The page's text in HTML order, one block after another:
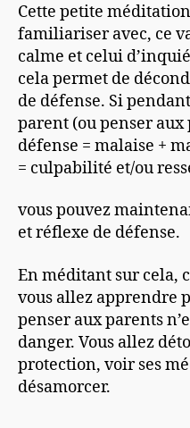
Cette petite
familiariser avec, ce
calme et celui
cela permet de
de défense. Si
parent (ou penser aux
défense = malaise +
= culpabilité et/ou
vous pouvez
et réflexe de défense.
En méditant sur cela,
vous allez apprendre
penser aux parents
danger. Vous allez
protection, voir ses
désamorcer.